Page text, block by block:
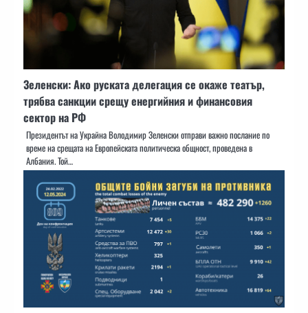
Зеленски: Ако руската делегация се окаже театър,
трябва санкции срещу енергийния и финансовия
сектор на РФ
Президентът на Украйна Володимир Зеленски отправи важно послание по
време на срещата на Европейската политическа общност, проведена в
Албания. Той…